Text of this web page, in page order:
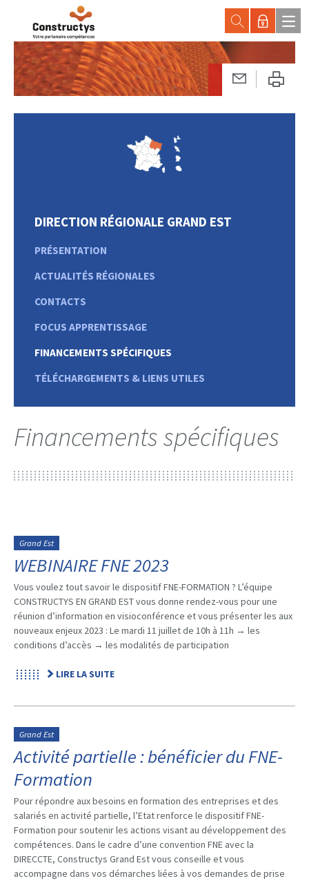
DIRECTION RÉGIONALE GRAND EST
PRÉSENTATION
ACTUALITÉS RÉGIONALES
CONTACTS
FOCUS APPRENTISSAGE
FINANCEMENTS SPÉCIFIQUES
TÉLÉCHARGEMENTS & LIENS UTILES
Financements spécifiques
Grand Est
WEBINAIRE FNE 2023
Vous voulez tout savoir le dispositif FNE-FORMATION ? L’équipe
CONSTRUCTYS EN GRAND EST vous donne rendez-vous pour une
réunion d’information en visioconférence et vous présenter les aux
nouveaux enjeux 2023 : Le mardi 11 juillet de 10h à 11h → les
conditions d’accès → les modalités de participation
LIRE LA SUITE
Grand Est
Activité partielle : bénéficier du FNE-
Formation
Pour répondre aux besoins en formation des entreprises et des
salariés en activité partielle, l’Etat renforce le dispositif FNE-
Formation pour soutenir les actions visant au développement des
compétences. Dans le cadre d’une convention FNE avec la
DIRECCTE, Constructys Grand Est vous conseille et vous
accompagne dans vos démarches liées à vos demandes de prise